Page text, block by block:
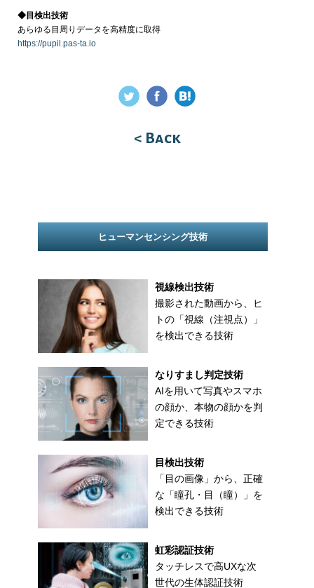
◆目検出技術
あらゆる目周りデータを高精度に取得
https://pupil.pas-ta.io
< Back
ヒューマンセンシング技術
視線検出技術
撮影された動画から、ヒ
トの「視線（注視点）」
を検出できる技術
なりすまし判定技術
AIを用いて写真やスマホ
の顔か、本物の顔かを判
定できる技術
目検出技術
「目の画像」から、正確
な「瞳孔・目（瞳）」を
検出できる技術
虹彩認証技術
タッチレスで高UXな次
世代の生体認証技術